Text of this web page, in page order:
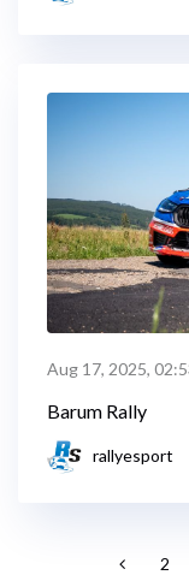
Aug 17, 2025,
Barum Rally
rallyesport
2